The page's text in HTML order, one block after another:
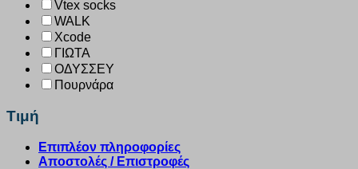
Vtex socks
WALK
Xcode
ΓΙΩΤΑ
ΟΔΥΣΣΕΥ
Πουρνάρα
Τιμή
Επιπλέον πληροφορίες
Αποστολές / Επιστροφές